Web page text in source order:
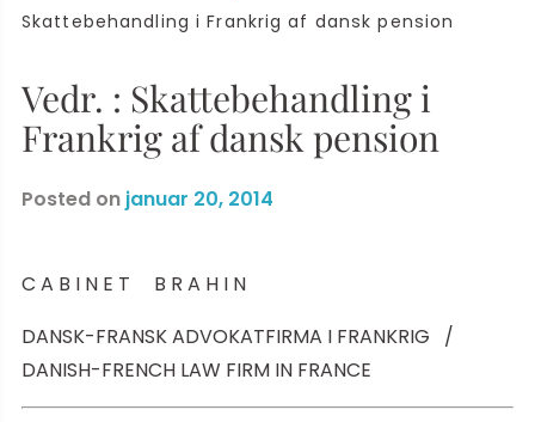
Skattebehandling i Frankrig af dansk pension
Vedr. : Skattebehandling i
Frankrig af dansk pension
Posted on januar 20, 2014
C A B I N E T B R A H I N
DANSK-FRANSK ADVOKATFIRMA I FRANKRIG /
DANISH-FRENCH LAW FIRM IN FRANCE